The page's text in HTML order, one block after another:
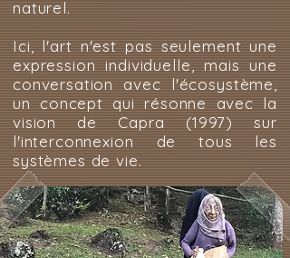
naturel.
Ici, l'art n'est pas seulement une
expression individuelle, mais une
conversation avec l'écosystème,
un concept qui résonne avec la
vision de Capra (1997) sur
l'interconnexion de tous les
systèmes de vie.